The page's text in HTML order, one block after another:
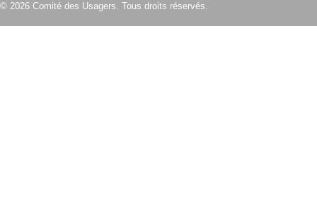
© 2026 Comité des Usagers. Tous droits réservés.